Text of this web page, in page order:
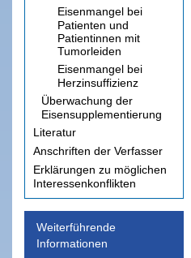
Eisenmangel bei
Patienten und
Patientinnen mit
Tumorleiden
Eisenmangel bei
Herzinsuffizienz
Überwachung der
Eisensupplementierung
Literatur
Anschriften der Verfasser
Erklärungen zu möglichen
Interessenkonflikten
Weiterführende
Informationen